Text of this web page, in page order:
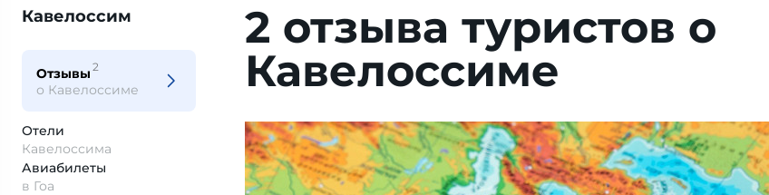
Кавелоссим
Отзывы 2
о Кавелоссиме
Отели
Кавелоссима
Авиабилеты
в Гоа
2 отзыва туристов о
Кавелоссиме